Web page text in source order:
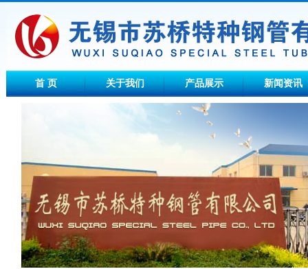
首 页 关于我们 产品展示 新闻资讯